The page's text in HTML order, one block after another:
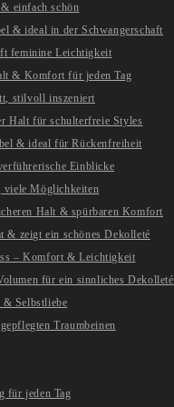
einfach schön
& ideal in der Schwangerschaft
feminine Leichtigkeit
& Komfort für jeden Tag
stilvoll inszeniert
Halt für schulterfreie Styles
& ideal für Rückenfreiheit
Einblicke
Möglichkeiten
Halt & spürbaren Komfort
& zeigt ein schönes Dekolleté
– Komfort & Leichtigkeit
für ein sinnliches Dekolleté
Selbstliebe
Traumbeinen
für jeden Tag